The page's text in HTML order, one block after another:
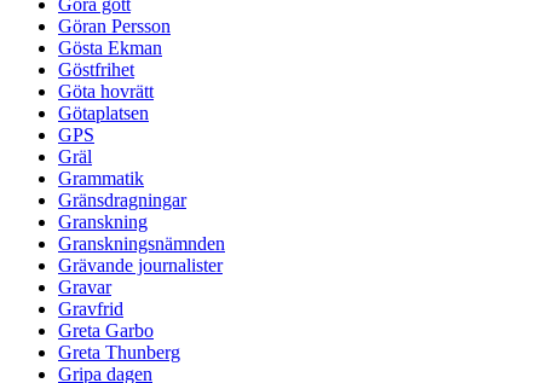
Göran Persson
Gösta Ekman
Göstfrihet
Göta hovrätt
Götaplatsen
GPS
Gräl
Grammatik
Gränsdragningar
Granskning
Granskningsnämnden
Grävande journalister
Gravar
Gravfrid
Greta Garbo
Greta Thunberg
Gripa dagen